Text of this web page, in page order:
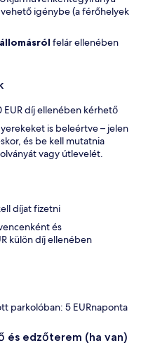
igénybe (a férőhelyek
felár ellenében
EUR díj ellenében kérhető
is beleértve – jelen
és be kell mutatnia
vagy útlevelét.
díjat fizetni
és
külön díj ellenében
parkolóban: 5 EURnaponta
és edzőterem (ha van)